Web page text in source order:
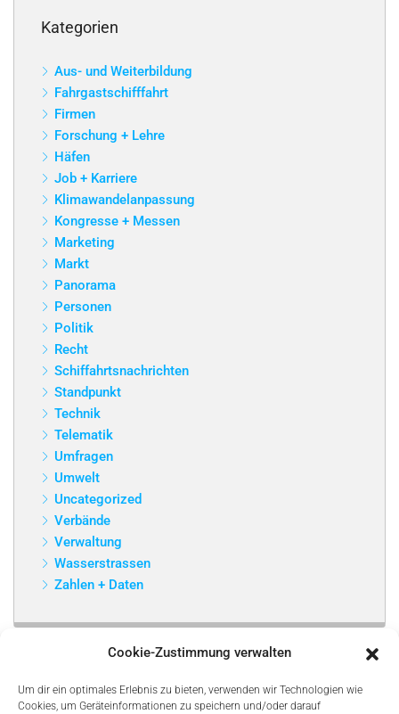
Cookie-Zustimmung verwalten
Um dir ein optimales Erlebnis zu bieten, verwenden wir Technologien wie
Cookies, um Geräteinformationen zu speichern und/oder darauf
Kategorien
Aus- und Weiterbildung
Fahrgastschifffahrt
Firmen
Forschung + Lehre
Häfen
Job + Karriere
Klimawandelanpassung
Kongresse + Messen
Marketing
Markt
Panorama
Personen
Politik
Recht
Schiffahrtsnachrichten
Standpunkt
Technik
Telematik
Umfragen
Umwelt
Uncategorized
Verbände
Verwaltung
Wasserstrassen
Zahlen + Daten